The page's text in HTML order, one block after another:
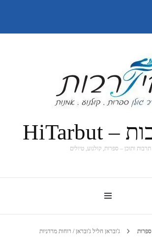
תרבות ותוכן – ספרות, קולנוע, טיולים
ספרות ג'ובראן חליל ג'ובראן / רוחות מרדניות